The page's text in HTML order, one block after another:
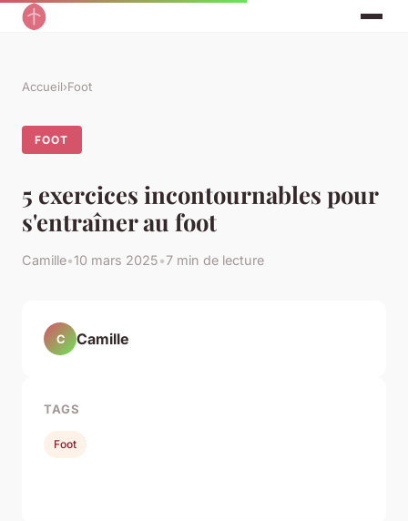
Accueil›Foot
FOOT
5 exercices incontournables pour
s'entraîner au foot
Camille•10 mars 2025•7 min de lecture
C Camille
TAGS
Foot